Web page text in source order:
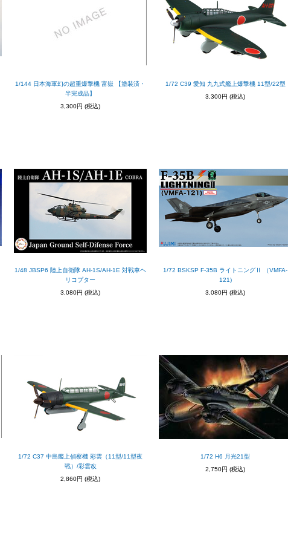
1/144 日本海軍幻の超重爆撃機 富嶽 【塗装済・
半完成品】
3,300円 (税込)
1/72 C39 愛知 九九式艦上爆撃機 11型/22型
3,300円 (税込)
1/48 JBSP6 陸上自衛隊 AH-1S/AH-1E 対戦車ヘ
リコプター
3,080円 (税込)
1/72 BSKSP F-35B ライトニングⅡ （VMFA-
121)
3,080円 (税込)
1/72 C37 中島艦上偵察機 彩雲（11型/11型夜
戦）/彩雲改
2,860円 (税込)
1/72 H6 月光21型
2,750円 (税込)